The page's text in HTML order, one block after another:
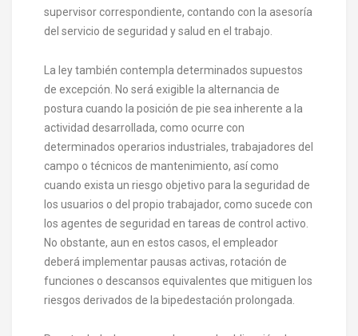
supervisor correspondiente, contando con la asesoría
del servicio de seguridad y salud en el trabajo.
La ley también contempla determinados supuestos
de excepción. No será exigible la alternancia de
postura cuando la posición de pie sea inherente a la
actividad desarrollada, como ocurre con
determinados operarios industriales, trabajadores del
campo o técnicos de mantenimiento, así como
cuando exista un riesgo objetivo para la seguridad de
los usuarios o del propio trabajador, como sucede con
los agentes de seguridad en tareas de control activo.
No obstante, aun en estos casos, el empleador
deberá implementar pausas activas, rotación de
funciones o descansos equivalentes que mitiguen los
riesgos derivados de la bipedestación prolongada.